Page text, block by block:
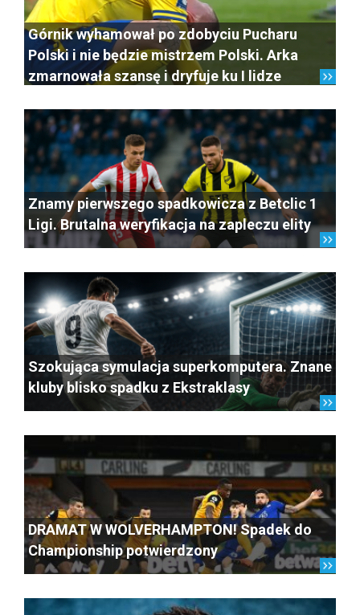
Górnik wyhamował po zdobyciu Pucharu
Polski i nie będzie mistrzem Polski. Arka
zmarnowała szansę i dryfuje ku I lidze
Znamy pierwszego spadkowicza z Betclic 1
Ligi. Brutalna weryfikacja na zapleczu elity
Szokująca symulacja superkomputera. Znane
kluby blisko spadku z Ekstraklasy
DRAMAT W WOLVERHAMPTON! Spadek do
Championship potwierdzony